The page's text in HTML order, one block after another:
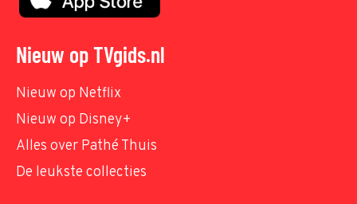
Nieuw op TVgids.nl
Nieuw op Netflix
Nieuw op Disney+
Alles over Pathé Thuis
De leukste collecties